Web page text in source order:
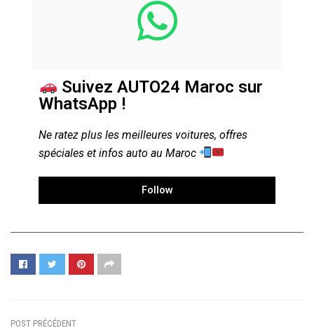
Suivez AUTO24 Maroc sur
WhatsApp !
Ne ratez plus les meilleures voitures, offres
spéciales et infos auto au Maroc
Follow
POST PRÉCÉDENT